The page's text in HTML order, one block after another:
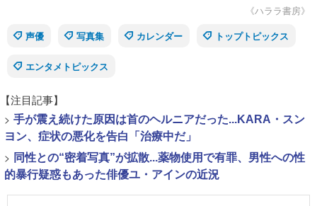
《ハララ書房》
声優
写真集 カレンダー トップトピックス
エンタメトピックス
【注目記事】
> 手が震え続けた原因は首のヘルニアだった...KARA・スン
ヨン、症状の悪化を告白「治療中だ」
> 同性との“密着写真”が拡散...薬物使用で有罪、男性への性
的暴行疑惑もあった俳優ユ・アインの近況